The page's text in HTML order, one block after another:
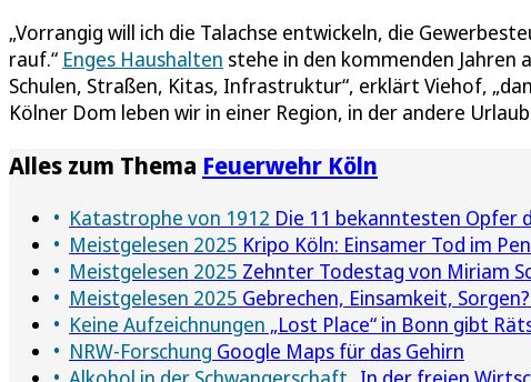
„Vorrangig will ich die Talachse entwickeln, die
rauf.“ Enges Haushalten stehe in den kommenden Jahren
Schulen, Straßen, Kitas, Infrastruktur“, erklärt Viehof,
Kölner Dom leben wir in einer Region, in der andere
Alles zum Thema Feuerwehr Köln
Katastrophe von 1912 Die 11 bekanntesten Opfer
Meistgelesen 2025 Kripo Köln: Einsamer Tod im
Meistgelesen 2025 Zehnter Todestag von Miriam
Meistgelesen 2025 Gebrechen, Einsamkeit,
Keine Aufzeichnungen „Lost Place“ in Bonn gibt
NRW-Forschung Google Maps für das Gehirn